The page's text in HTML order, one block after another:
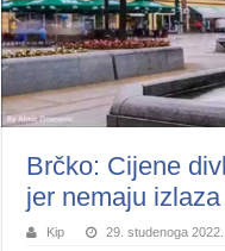
Brčko: Cijene
jer nemaju
Kip 29. studenoga 2022.